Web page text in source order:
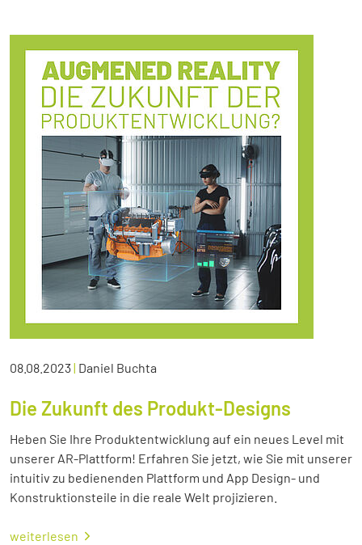
08.08.2023| Daniel Buchta
Die Zukunft des Produkt-Designs
Heben Sie Ihre Produktentwicklung auf ein neues Level mit
unserer AR-Plattform! Erfahren Sie jetzt, wie Sie mit unserer
intuitiv zu bedienenden Plattform und App Design- und
Konstruktionsteile in die reale Welt projizieren.
weiterlesen